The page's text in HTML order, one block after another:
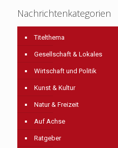
Nachrichtenkategorien
Titelthema
Gesellschaft & Lokales
Wirtschaft und Politik
Kunst & Kultur
Natur & Freizeit
Auf Achse
Ratgeber